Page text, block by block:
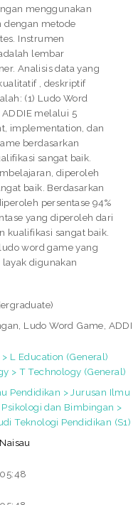
menggunakan
dengan metode
Instrumen
lembar
Analisis data yang
, deskriptif
(1) Ludo Word
melalui 5
implementation, dan
berdasarkan
sangat baik.
diperoleh
baik. Berdasarkan
persentase 94%
yang diperoleh dari
kualifikasi sangat baik.
word game yang
digunakan
Ludo Word Game,
L Education (General)
> T Technology (General)
Pendidikan > Jurusan Ilmu
dan Bimbingan >
Teknologi Pendidikan (S1)